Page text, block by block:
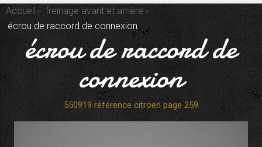
Accueil
freinage avant et arrière
écrou de raccord de connexion
écrou de raccord de
connexion
550919 référence citroen page 259